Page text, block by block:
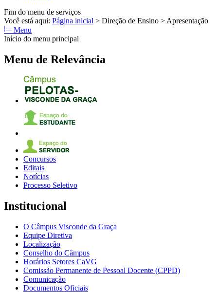
Fim do menu de serviços
Você está aqui: Página inicial > Direção de Ensino > Apresentação
Menu
Início do menu principal
Menu de Relevância
Concursos
Editais
Notícias
Processo Seletivo
Institucional
O Câmpus Visconde da Graça
Equipe Diretiva
Localização
Conselho do Câmpus
Horários Setores CaVG
Comissão Permanente de Pessoal Docente (CPPD)
Comunicação
Documentos Oficiais